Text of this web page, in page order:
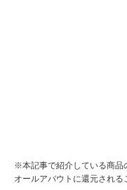
※本記事で紹介している商品
オールアバウトに還元される